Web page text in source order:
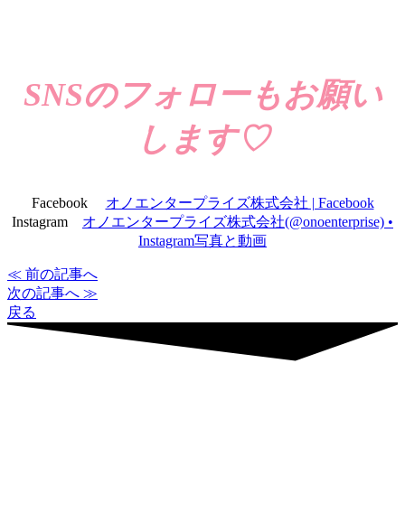
SNSのフォローもお願い
します♡
Facebook オノエンタープライズ株式会社 | Facebook
Instagram オノエンタープライズ株式会社(@onoenterprise) •
Instagram写真と動画
≪ 前の記事へ
次の記事へ ≫
戻る